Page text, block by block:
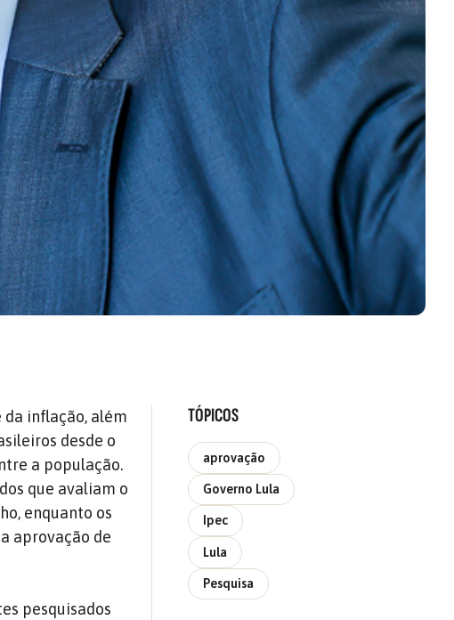
da inflação, além
desde o
a população.
que avaliam o
enquanto os
aprovação de
pesquisados
TÓPICOS
aprovação
Governo Lula
Ipec
Lula
Pesquisa